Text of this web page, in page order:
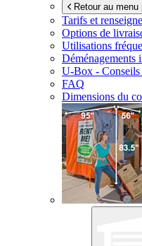
Retour au menu
Tarifs et
Options de
Utilisations
Déménagements
U-Box -
FAQ
Dimensions du